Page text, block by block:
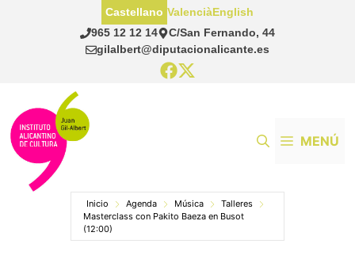
965 12 12 14
C/San Fernando, 44
gilalbert@diputacionalicante.es
Castellano ValenciàEnglish
MENÚ
Inicio Agenda Música
Talleres
Masterclass con Pakito Baeza en Busot
(12:00)